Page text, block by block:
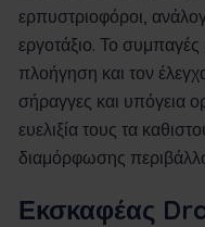
ερπυστριοφόροι,
εργοτάξιο. Το συμπαγές
πλοήγηση και τον
σήραγγες και υπόγεια
ευελιξία τους τα
διαμόρφωσης
Εκσκαφέας